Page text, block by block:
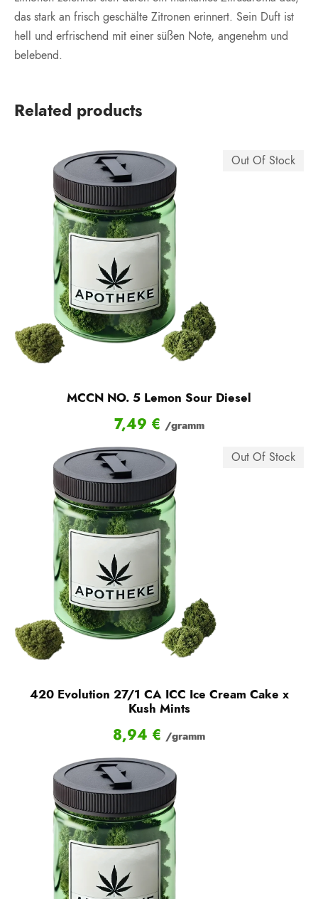
das stark an frisch geschälte Zitronen erinnert. Sein Duft ist
hell und erfrischend mit einer süßen Note, angenehm und
belebend.
Related products
Out Of Stock
MCCN NO. 5 Lemon Sour Diesel
7,49 € /gramm
Out Of Stock
420 Evolution 27/1 CA ICC Ice Cream Cake x
Kush Mints
8,94 € /gramm